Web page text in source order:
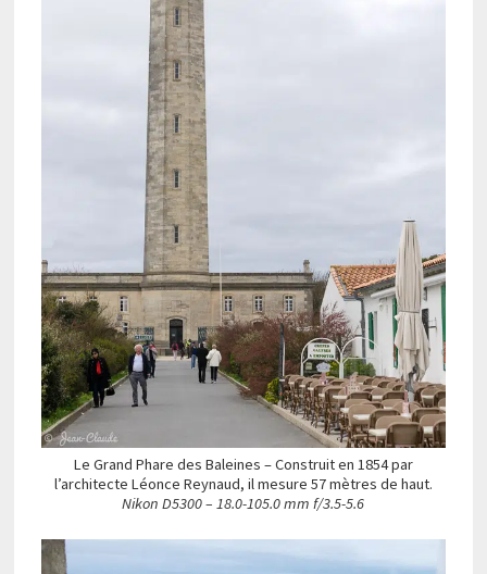
Le Grand Phare des Baleines – Construit en 1854 par
l’architecte Léonce Reynaud, il mesure 57 mètres de haut.
Nikon D5300 – 18.0-105.0 mm f/3.5-5.6